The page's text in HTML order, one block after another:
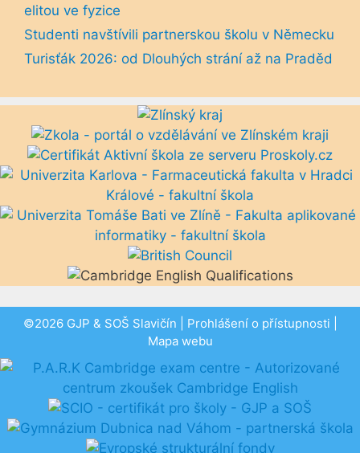
elitou ve fyzice
Studenti navštívili partnerskou školu v Německu
Turisťák 2026: od Dlouhých strání až na Praděd
©2026 GJP & SOŠ Slavičín | Prohlášení o přístupnosti
Mapa webu